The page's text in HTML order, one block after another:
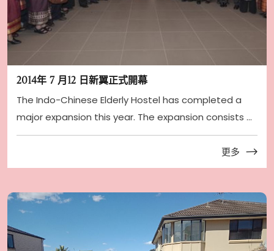
2014年 7 月12 日新翼正式開幕
The Indo-Chinese Elderly Hostel has completed a
major expansion this year. The expansion consists o
...
更多